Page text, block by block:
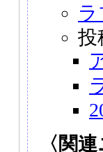
投
〈関